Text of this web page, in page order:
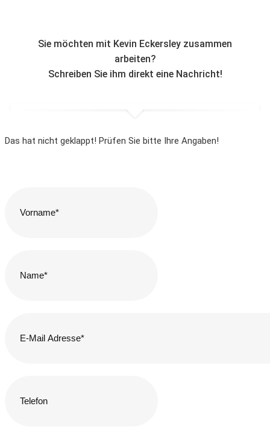
Sie möchten mit Kevin Eckersley zusammen
arbeiten?
Schreiben Sie ihm direkt eine Nachricht!
Das hat nicht geklappt! Prüfen Sie bitte Ihre Angaben!